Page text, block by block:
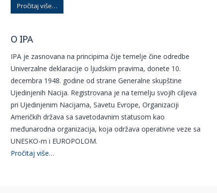
Pročitaj više…
O IPA
IPA je zasnovana na principima čije temelje čine odredbe
Univerzalne deklaracije o ljudskim pravima, donete 10.
decembra 1948. godine od strane Generalne skupštine
Ujedinjenih Nacija. Registrovana je na temelju svojih ciljeva
pri Ujedinjenim Nacijama, Savetu Evrope, Organizaciji
Američkih država sa savetodavnim statusom kao
međunarodna organizacija, koja održava operativne veze sa
UNESKO-m i EUROPOLOM.
Pročitaj više…